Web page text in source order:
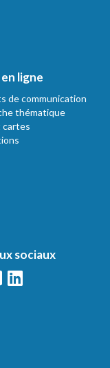
ligne
de communication
thématique
cartes
sociaux